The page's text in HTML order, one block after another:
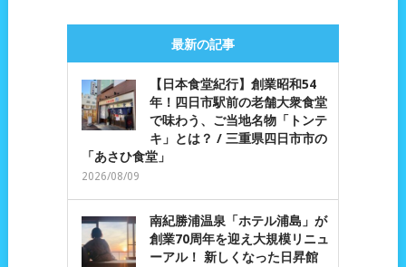
最新の記事
【日本食堂紀行】創業昭和54
年！四日市駅前の老舗大衆食堂
で味わう、ご当地名物「トンテ
キ」とは？ / 三重県四日市市の
「あさひ食堂」
2026/08/09
南紀勝浦温泉「ホテル浦島」が
創業70周年を迎え大規模リニュ
ーアル！ 新しくなった日昇館